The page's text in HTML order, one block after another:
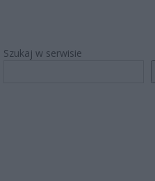
Szukaj w serwisie